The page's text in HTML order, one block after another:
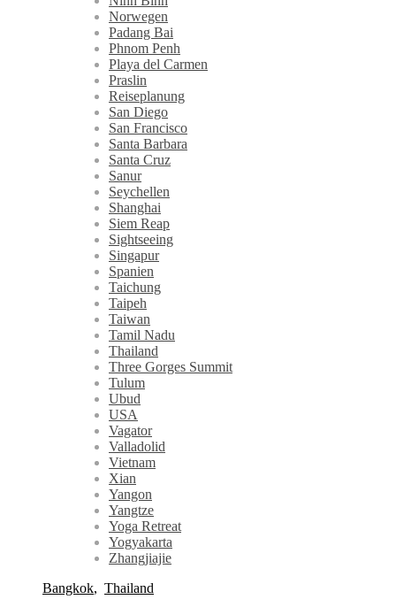
Norwegen
Padang Bai
Phnom Penh
Playa del Carmen
Praslin
Reiseplanung
San Diego
San Francisco
Santa Barbara
Santa Cruz
Sanur
Seychellen
Shanghai
Siem Reap
Sightseeing
Singapur
Spanien
Taichung
Taipeh
Taiwan
Tamil Nadu
Thailand
Three Gorges Summit
Tulum
Ubud
USA
Vagator
Valladolid
Vietnam
Xian
Yangon
Yangtze
Yoga Retreat
Yogyakarta
Zhangjiajie
Bangkok, Thailand